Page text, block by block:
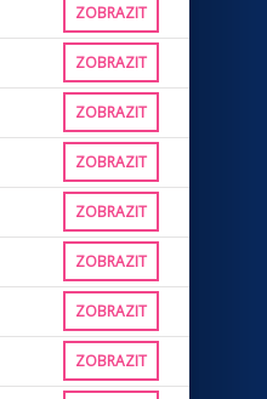
ZOBRAZIT
ZOBRAZIT
ZOBRAZIT
ZOBRAZIT
ZOBRAZIT
ZOBRAZIT
ZOBRAZIT
ZOBRAZIT